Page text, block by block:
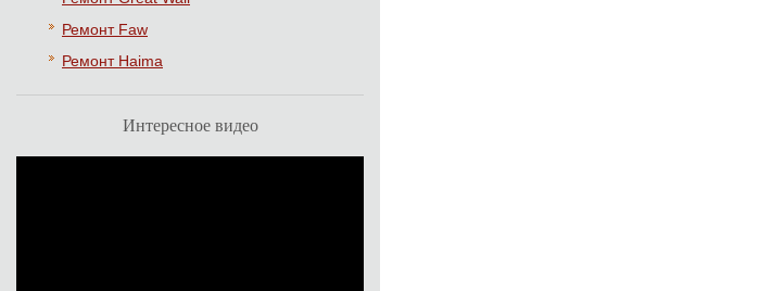
Ремонт Faw
Ремонт Haima
Интересное видео